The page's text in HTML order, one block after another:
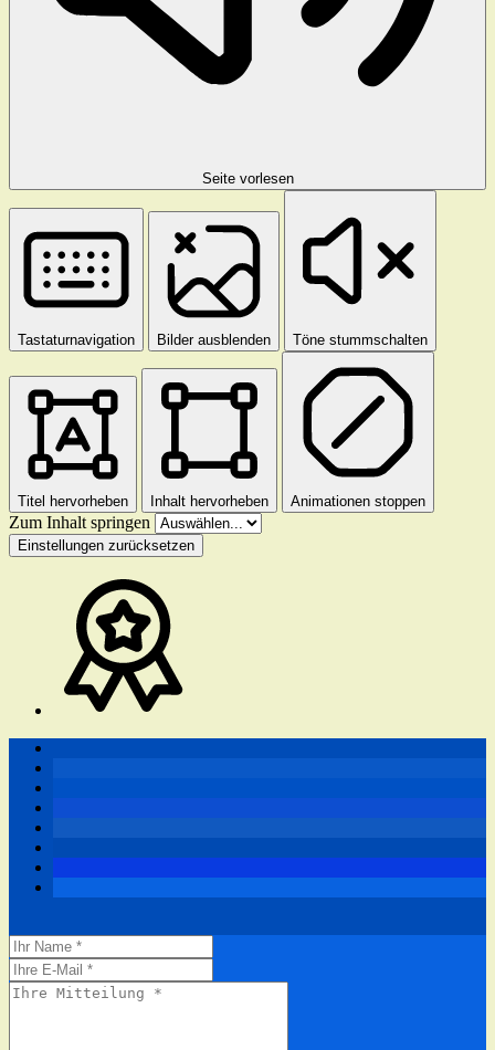
Seite vorlesen
Tastaturnavigation Bilder ausblenden Töne stummschalten
Titel hervorheben Inhalt hervorheben Animationen stoppen
Zum Inhalt springen
Einstellungen zurücksetzen